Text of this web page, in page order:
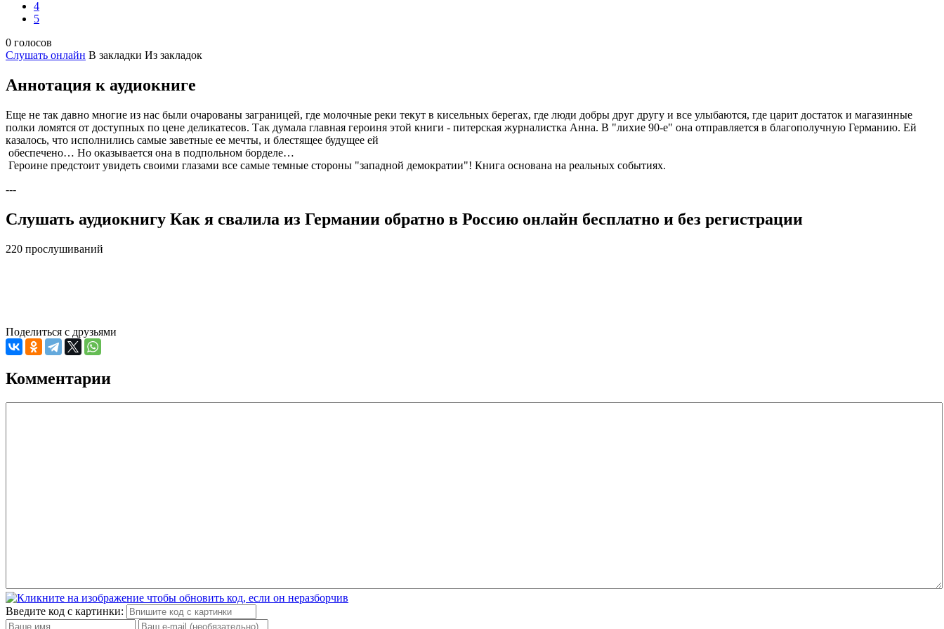
4
5
0 голосов
Слушать онлайн В закладки Из закладок
Аннотация к аудиокниге
Еще не так давно многие из нас были очарованы заграницей, где молочные реки текут в кисельных берегах, где люди добры друг другу и все улыбаются, где царит достаток и магазинные
полки ломятся от доступных по цене деликатесов. Так думала главная героиня этой книги - питерская журналистка Анна. В "лихие 90-е" она отправляется в благополучную Германию. Ей
казалось, что исполнились самые заветные ее мечты, и блестящее будущее ей
обеспечено… Но оказывается она в подпольном борделе…
Героине предстоит увидеть своими глазами все самые темные стороны "западной демократии"! Книга основана на реальных событиях.
---
Слушать аудиокнигу Как я свалила из Германии обратно в Россию онлайн бесплатно и без регистрации
220 прослушиваний
Поделиться с друзьями
Комментарии
Введите код с картинки: